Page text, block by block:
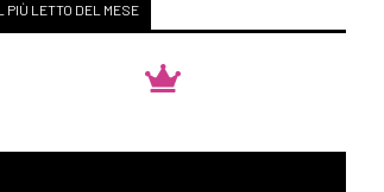
PIÙ LETTO DEL MESE